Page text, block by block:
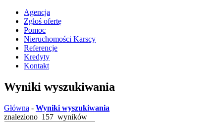
Agencja
Zgłoś ofertę
Pomoc
Nieruchomości Karscy
Referencje
Kredyty
Kontakt
Wyniki wyszukiwania
Główna - Wyniki wyszukiwania
znaleziono 157 wyników